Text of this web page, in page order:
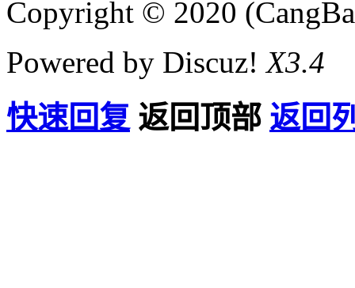
Copyright © 2020
Powered by Discuz!X3.4
快速回复 返回顶部 返回